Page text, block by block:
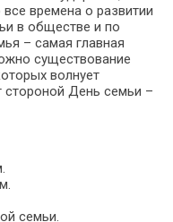
времена о развитии
в обществе и по
– самая главная
существование
волнует
стороной День семьи –
семьи.